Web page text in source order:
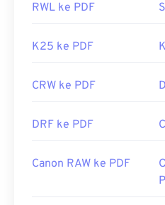
RWL ke PDF
K25 ke PDF
CRW ke PDF
DRF ke PDF
Canon RAW ke PDF